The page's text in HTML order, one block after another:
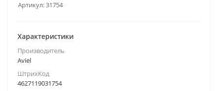
Артикул:31754
Характеристики
Производитель
Aviel
ШтрихКод
4627119031754